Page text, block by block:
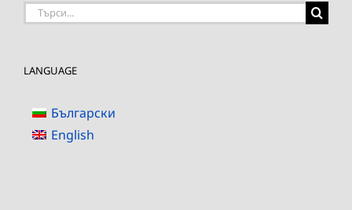
Търсене
LANGUAGE
Български
English